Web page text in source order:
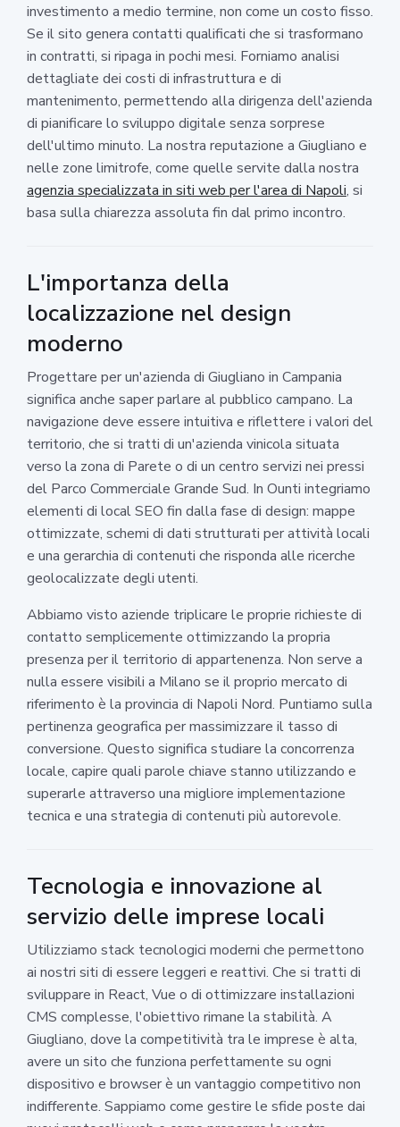
investimento a medio termine, non come un costo fisso.
Se il sito genera contatti qualificati che si trasformano
in contratti, si ripaga in pochi mesi. Forniamo analisi
dettagliate dei costi di infrastruttura e di
mantenimento, permettendo alla dirigenza dell'azienda
di pianificare lo sviluppo digitale senza sorprese
dell'ultimo minuto. La nostra reputazione a Giugliano e
nelle zone limitrofe, come quelle servite dalla nostra
agenzia specializzata in siti web per l'area di Napoli, si
basa sulla chiarezza assoluta fin dal primo incontro.
L'importanza della
localizzazione nel design
moderno
Progettare per un'azienda di Giugliano in Campania
significa anche saper parlare al pubblico campano. La
navigazione deve essere intuitiva e riflettere i valori del
territorio, che si tratti di un'azienda vinicola situata
verso la zona di Parete o di un centro servizi nei pressi
del Parco Commerciale Grande Sud. In Ounti integriamo
elementi di local SEO fin dalla fase di design: mappe
ottimizzate, schemi di dati strutturati per attività locali
e una gerarchia di contenuti che risponda alle ricerche
geolocalizzate degli utenti.
Abbiamo visto aziende triplicare le proprie richieste di
contatto semplicemente ottimizzando la propria
presenza per il territorio di appartenenza. Non serve a
nulla essere visibili a Milano se il proprio mercato di
riferimento è la provincia di Napoli Nord. Puntiamo sulla
pertinenza geografica per massimizzare il tasso di
conversione. Questo significa studiare la concorrenza
locale, capire quali parole chiave stanno utilizzando e
superarle attraverso una migliore implementazione
tecnica e una strategia di contenuti più autorevole.
Tecnologia e innovazione al
servizio delle imprese locali
Utilizziamo stack tecnologici moderni che permettono
ai nostri siti di essere leggeri e reattivi. Che si tratti di
sviluppare in React, Vue o di ottimizzare installazioni
CMS complesse, l'obiettivo rimane la stabilità. A
Giugliano, dove la competitività tra le imprese è alta,
avere un sito che funziona perfettamente su ogni
dispositivo e browser è un vantaggio competitivo non
indifferente. Sappiamo come gestire le sfide poste dai